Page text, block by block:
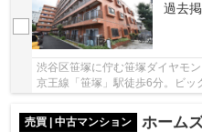
過去
渋谷区笹塚に佇む笹塚ダイヤモ
京王線「笹塚」駅徒歩6分。ビ
駅、乗車時間6分でアクセス可能
売買 | 中古マンション
ホーム